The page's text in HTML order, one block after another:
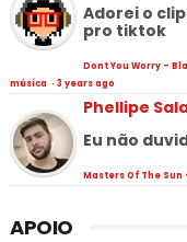
Adorei o
pro tiktok
Dont You Worry -
música · 3 years ago
Phellipe
Eu não
Masters Of The
APOIO